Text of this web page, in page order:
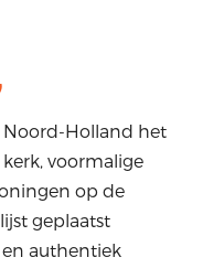
Noord-Holland het
voormalige
op de
geplaatst
authentiek